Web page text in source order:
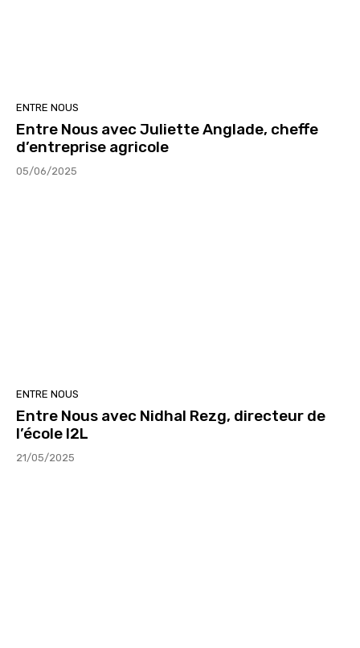
ENTRE NOUS
Entre Nous avec Juliette Anglade, cheffe
d’entreprise agricole
05/06/2025
ENTRE NOUS
Entre Nous avec Nidhal Rezg, directeur de
l’école I2L
21/05/2025